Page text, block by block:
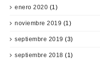
enero 2020 (1)
noviembre 2019 (1)
septiembre 2019 (3)
septiembre 2018 (1)